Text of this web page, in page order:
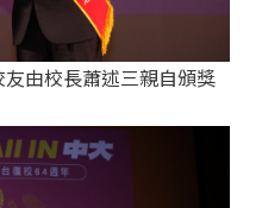
由校長蕭述三親自頒獎